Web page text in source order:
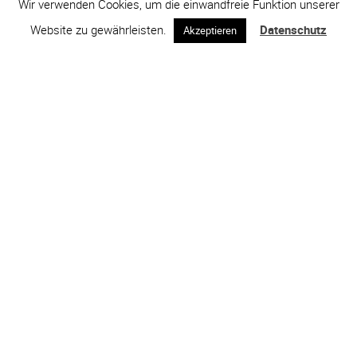
Wir verwenden Cookies, um die einwandfreie Funktion unserer
Website zu gewährleisten.
Akzeptieren Datenschutz